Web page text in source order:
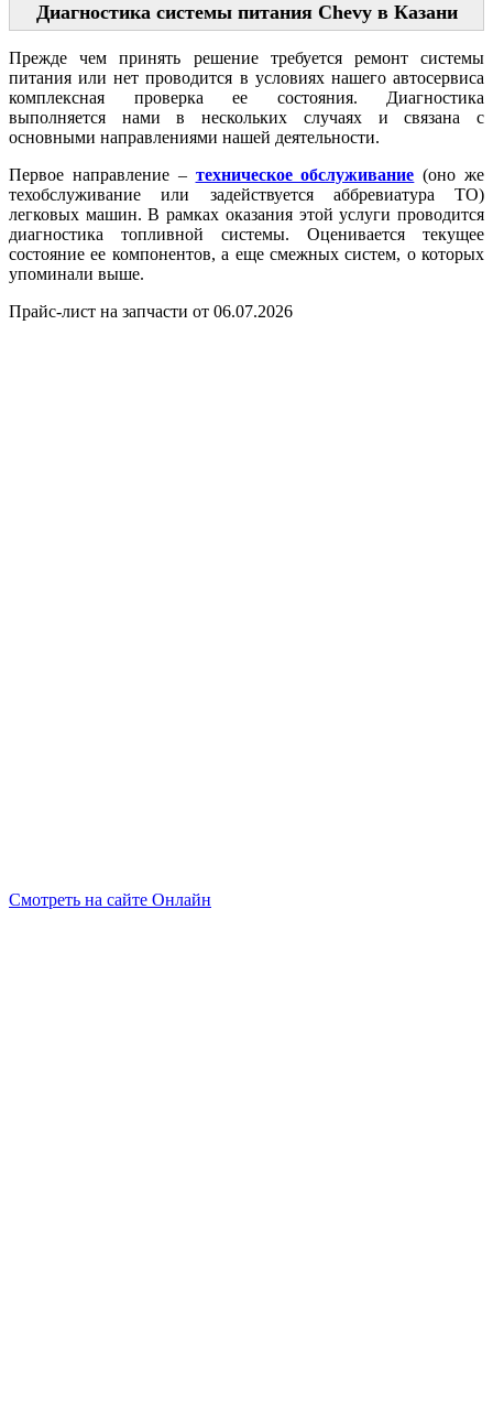
Диагностика системы питания Chevy в Казани
Прежде чем принять решение требуется ремонт системы
питания или нет проводится в условиях нашего автосервиса
комплексная проверка ее состояния. Диагностика
выполняется нами в нескольких случаях и связана с
основными направлениями нашей деятельности.
Первое направление – техническое обслуживание (оно же
техобслуживание или задействуется аббревиатура ТО)
легковых машин. В рамках оказания этой услуги проводится
диагностика топливной системы. Оценивается текущее
состояние ее компонентов, а еще смежных систем, о которых
упоминали выше.
Прайс-лист на запчасти от 06.07.2026
Смотреть на сайте Онлайн